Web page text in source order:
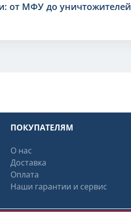
от МФУ до уничтожителей
ПОКУПАТЕЛЯМ
О нас
Доставка
Оплата
Наши гарантии и сервис